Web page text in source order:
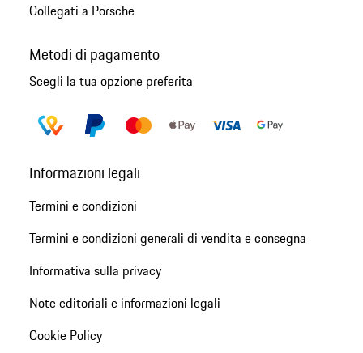
Collegati a Porsche
Metodi di pagamento
Scegli la tua opzione preferita
Informazioni legali
Termini e condizioni
Termini e condizioni generali di vendita e consegna
Informativa sulla privacy
Note editoriali e informazioni legali
Cookie Policy